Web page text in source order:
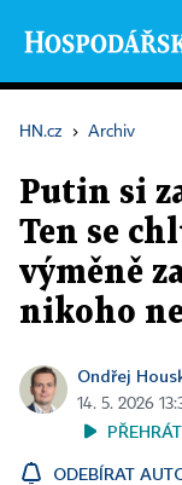
HN.cz › Archiv
Putin si
Ten se
výměně
nikoho
Ondřej
14. 5. 2026
ODEBÍRAT